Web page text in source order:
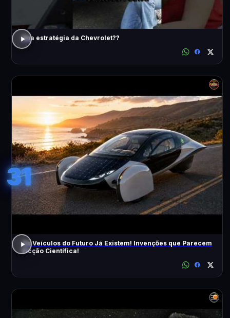
Boa estratégia da Chevrolet??
31
Os Veículos do Futuro Já Existem! Invenções que Parecem
Ficção Científica!